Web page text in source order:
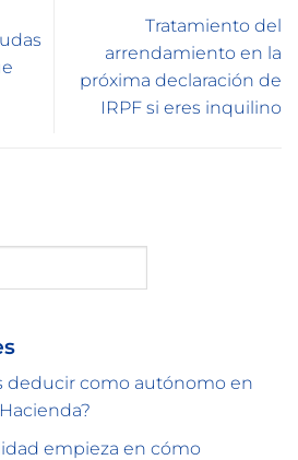
Tratamiento del
arrendamiento en la
próxima declaración de
IRPF si eres inquilino
deducir como autónomo en
empieza en cómo